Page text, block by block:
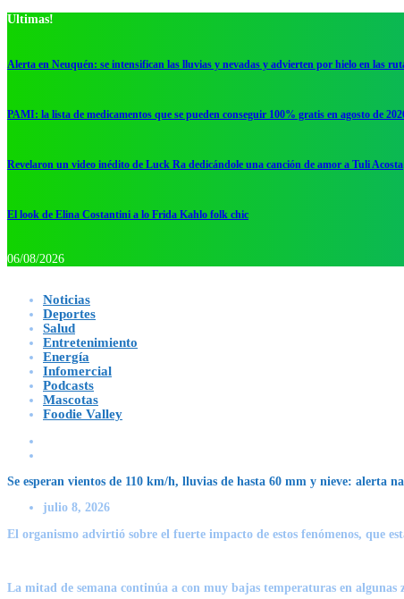
Ultimas!
Alerta en Neuquén: se intensifican las lluvias y nevadas y advierten por hielo en las
PAMI: la lista de medicamentos que se pueden conseguir 100% gratis en agosto de
Revelaron un video inédito de Luck Ra dedicándole una canción de amor a Tuli Acosta
El look de Elina Costantini a lo Frida Kahlo folk chic
06/08/2026
Noticias
Deportes
Salud
Entretenimiento
Energía
Infomercial
Podcasts
Mascotas
Foodie Valley
Se esperan vientos de 110 km/h, lluvias de hasta 60 mm y nieve: alerta
julio 8, 2026
El organismo advirtió sobre el fuerte impacto de estos fenómenos, que
La mitad de semana continúa a con muy bajas temperaturas en algunas